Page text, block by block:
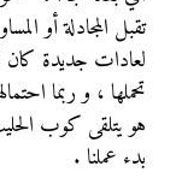
تقبل المجادلة أو
لعادات جديدة كان
تحملها ، و ربما
هو يتلقى كوب
بدء عملنا .